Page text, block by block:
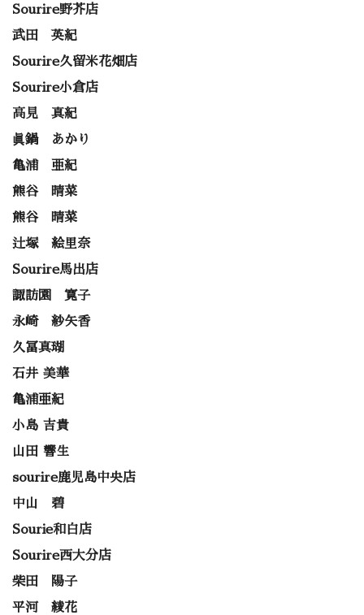
Sourire野芥店
武田 英紀
Sourire久留米花畑店
Sourire小倉店
高見 真紀
眞鍋 あかり
亀浦 亜紀
熊谷 晴菜
熊谷 晴菜
辻塚 絵里奈
Sourire馬出店
諏訪園 寛子
永崎 紗矢香
久冨真瑚
石井 美華
亀浦亜紀
小島 吉貴
山田 響生
sourire鹿児島中央店
中山 碧
Sourie和白店
Sourire西大分店
柴田 陽子
平河 綾花